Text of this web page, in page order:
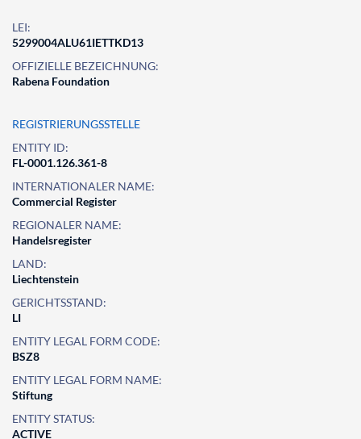
LEI:
5299004ALU61IETTKD13
OFFIZIELLE BEZEICHNUNG:
Rabena Foundation
REGISTRIERUNGSSTELLE
ENTITY ID:
FL-0001.126.361-8
INTERNATIONALER NAME:
Commercial Register
REGIONALER NAME:
Handelsregister
LAND:
Liechtenstein
GERICHTSSTAND:
LI
ENTITY LEGAL FORM CODE:
BSZ8
ENTITY LEGAL FORM NAME:
Stiftung
ENTITY STATUS:
ACTIVE